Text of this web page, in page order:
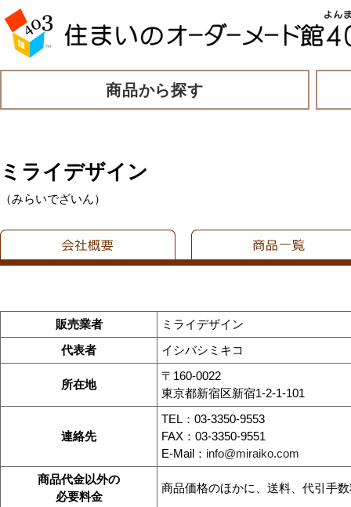
商品から探す
ミライデザイン
（みらいでざいん）
販売業者
ミライデザイン
代表者
イシバシミキコ
所在地
〒160-0022
東京都新宿区新宿1-2-1-101
連絡先
TEL：03-3350-9553
FAX：03-3350-9551
E-Mail： info@miraiko.com
商品代金以外の
必要料金
商品価格のほかに、送料、代引手